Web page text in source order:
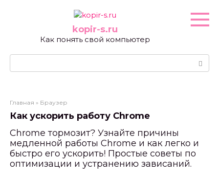
kopir-s.ru
Как понять свой компьютер
Главная » Браузер
Как ускорить работу Chrome
Chrome тормозит? Узнайте причины
медленной работы Chrome и как легко и
быстро его ускорить! Простые советы по
оптимизации и устранению зависаний.